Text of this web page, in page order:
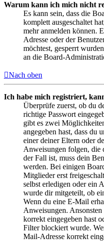
Warum kann ich mich nicht
Es kann sein, dass die
komplett ausgeschaltet
mehr anmelden können.
Adresse oder der
möchtest, gesperrt
an die Board-
Nach oben
Ich habe mich registriert,
Überprüfe zuerst, ob du
richtige Passwort
gibt es zwei
angegeben hast, dass du
einer deiner Eltern oder
Anweisungen folgen, die
der Fall ist, muss dein
werden. Bei einigen
Mitglieder erst
selbst erledigen oder ein
wurde dir mitgeteilt, ob
Wenn du eine E-Mail
Anweisungen.
korrekt eingegeben hast
Filter blockiert wurde.
Mail-Adresse korrekt